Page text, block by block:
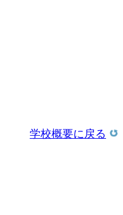
学校概要に戻る